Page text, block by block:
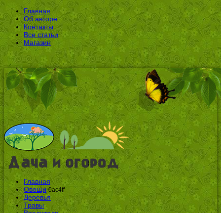
Главная
Об авторе
Контакты
Все статьи
Магазин
Главная
Овощи 0ac4ff
Деревья
Травы